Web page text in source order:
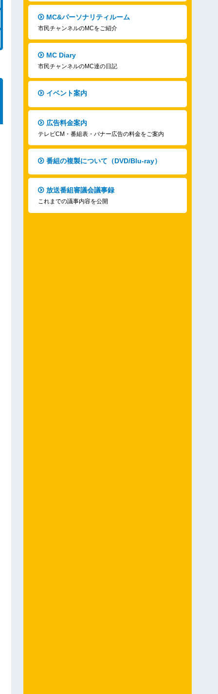
MC&パーソナリティルーム
市民チャンネルのMCをご紹介
MC Diary
市民チャンネルのMC達の日記
イベント案内
広告料金案内
テレビCM・番組表・バナー広告の料金をご案内
番組の複製について（DVD/Blu-ray）
放送番組審議会議事録
これまでの議事内容を公開